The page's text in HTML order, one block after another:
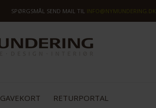
SPØRGSMÅL SEND MAIL TIL INFO@NYMUNDERING.DK
GAVEKORT RETURPORTAL